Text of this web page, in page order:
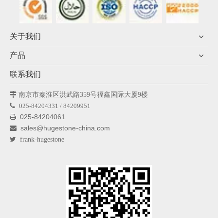
关于我们
产品
联系我们
 南京市秦淮区洪武路359号福鑫国际大厦9楼
 025-84204331 / 84209951
 025-84204061
 sales@hugestone-china.com
 frank-hugestone